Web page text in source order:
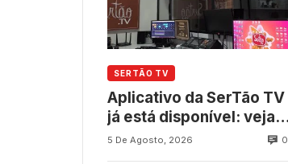
SERTÃO TV
Aplicativo da SerTão TV
já está disponível: veja
como baixar
5 De Agosto, 2026 0